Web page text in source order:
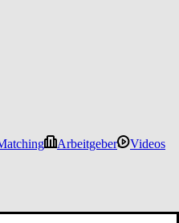
Arbeitgeber
Videos